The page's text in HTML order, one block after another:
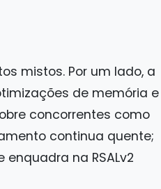
mistos. Por um lado, a
de memória e
concorrentes como
continua quente;
na RSALv2